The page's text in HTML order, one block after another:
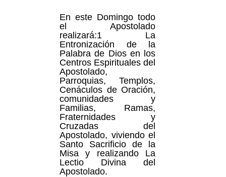
En este Domingo todo
el Apostolado
realizará:1 La
Entronización de la
Palabra de Dios en los
Centros Espirituales del
Apostolado,
Parroquias, Templos,
Cenáculos de Oración,
comunidades y
Familias, Ramas,
Fraternidades y
Cruzadas del
Apostolado, viviendo el
Santo Sacrificio de la
Misa y realizando La
Lectio Divina del
Apostolado.